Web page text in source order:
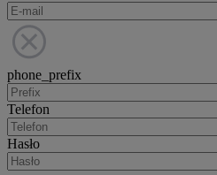
phone_prefix
Telefon
Hasło